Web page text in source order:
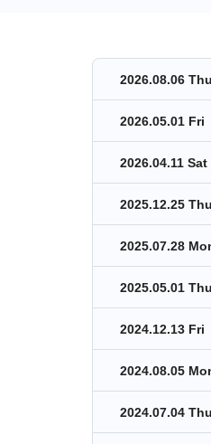
2026.08.06 Thu
2026.05.01 Fri
2026.04.11 Sat
2025.12.25 Thu
2025.07.28
2025.05.01 Thu
2024.12.13 Fri
2024.08.05
2024.07.04 Thu